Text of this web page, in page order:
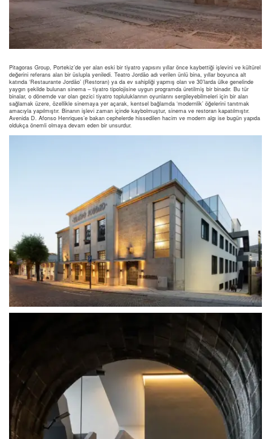
Pitagoras Group, Portekiz’de yer alan eski bir tiyatro yapısını yıllar önce kaybettiği işlevini ve kültürel
değerini referans alan bir üslupla yeniledi. Teatro Jordão adı verilen ünlü bina, yıllar boyunca alt
katında ‘Restaurante Jordão’ (Restoran) ya da ev sahipliği yapmış olan ve 30’larda ülke genelinde
yaygın şekilde bulunan sinema – tiyatro tipolojisine uygun programda üretilmiş bir binadır. Bu tür
binalar, o dönemde var olan gezici tiyatro topluluklarının oyunlarını sergileyebilmeleri için bir alan
sağlamak üzere, özellikle sinemaya yer açarak, kentsel bağlamda ‘modernlik’ öğelerini tanıtmak
amacıyla yapılmıştır. Binanın işlevi zaman içinde kaybolmuştur, sinema ve restoran kapatılmıştır.
Avenida D. Afonso Henriques’e bakan cephelerde hissedilen hacim ve modern algı ise bugün yapıda
oldukça önemli olmaya devam eden bir unsurdur.